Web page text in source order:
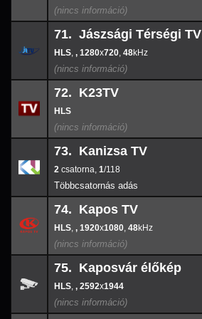
71.
71. Jászsági Térségi TV
, , 1280x720, 48
72.
72. K23TV
73.
73. Kanizsa TV
2 , 1/118
74.
74. Kapos TV
, , 1920x1080, 48
75.
75. Kaposvár élőkép
, , 2592x1944